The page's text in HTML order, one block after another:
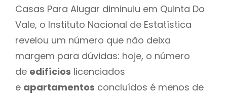
Casas Para Alugar diminuiu em Quinta Do
Vale, o Instituto Nacional de Estatística
revelou um número que não deixa
margem para dúvidas: hoje, o número
de edifícios licenciados
e apartamentos concluídos é menos de